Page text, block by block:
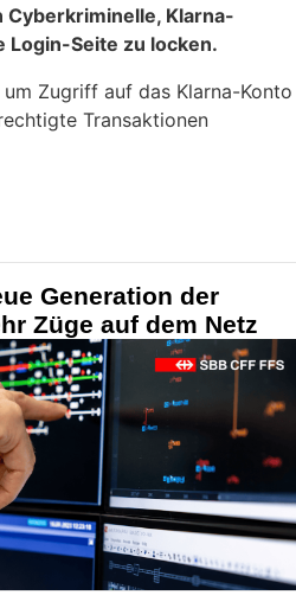
Klarna-
Login-Seite zu locken.
Zugriff auf das Klarna-Konto
Transaktionen
Generation der
Züge auf dem Netz